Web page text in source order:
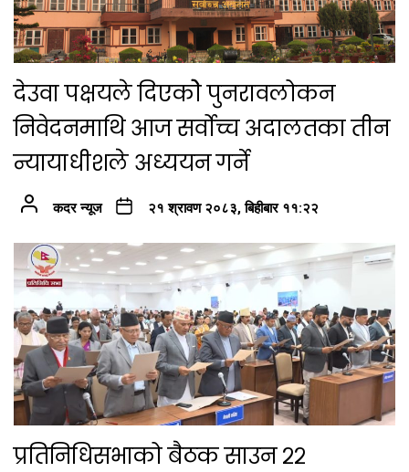
देउवा पक्षयले दिएकोे पुनरावलोकन
निवेदनमाथि आज सर्वोच्च अदालतका तीन
न्यायाधीशले अध्ययन गर्ने
कदर न्यूज २१ श्रावण २०८३, बिहीबार ११:२२
प्रतिनिधिसभाको बैठक साउन २२